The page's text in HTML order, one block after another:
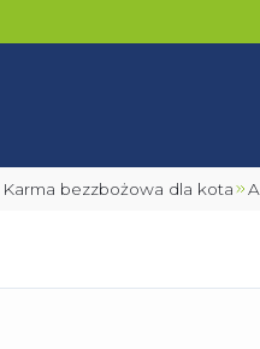
Karma bezzbożowa dla kota